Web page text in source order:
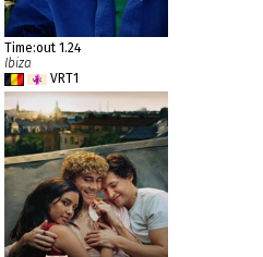
Time:out 1.24
Ibiza
VRT1